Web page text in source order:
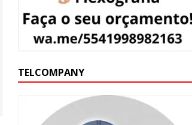
TELCOMPANY